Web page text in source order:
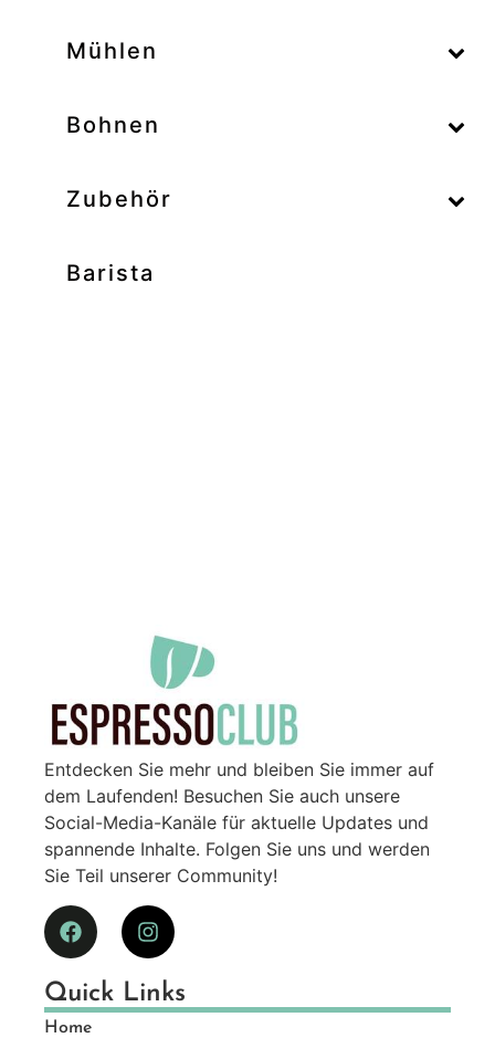
Mühlen
–
Bohnen
–
Zubehör
Barista
Entdecken Sie mehr und bleiben Sie immer auf
dem Laufenden! Besuchen Sie auch unsere
Social-Media-Kanäle für aktuelle Updates und
spannende Inhalte. Folgen Sie uns und werden
Sie Teil unserer Community!
Quick Links
Home